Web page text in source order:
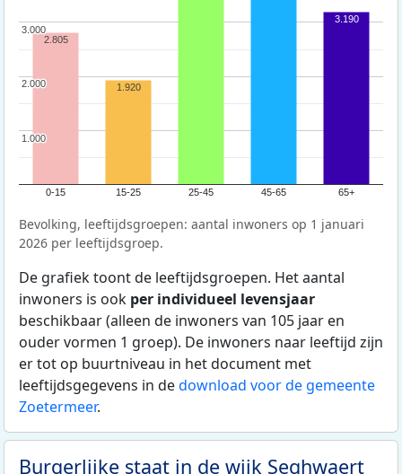
0-15 15-25 25-45 45-65 65+
1.000
1.000
2.000
2.000
3.000
3.000
2.805
1.920
3.190
Bevolking, leeftijdsgroepen: aantal inwoners op 1 januari
2026 per leeftijdsgroep.
De grafiek toont de leeftijdsgroepen. Het aantal
inwoners is ook per individueel levensjaar
beschikbaar (alleen de inwoners van 105 jaar en
ouder vormen 1 groep). De inwoners naar leeftijd zijn
er tot op buurtniveau in het document met
leeftijdsgegevens in dedownload voor de gemeente
Zoetermeer.
Burgerlijke staat in de wijk Seghwaert